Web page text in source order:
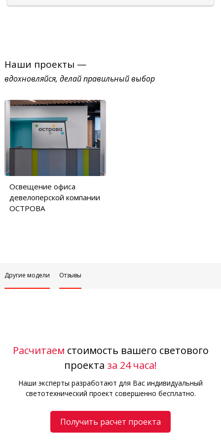
Наши проекты —
вдохновляйся, делай правильный выбор
Освещение офиса
девелоперской компании
ОСТРОВА
Другие модели Отзывы
Расчитаем стоимость вашего светового
проекта за 24 часа!
Наши эксперты разработают для Вас индивидуальный
светотехнический проект совершенно бесплатно.
Получить расчет проекта